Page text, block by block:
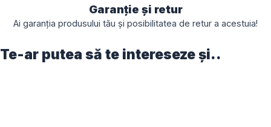
Garanție și retur
Ai garanția produsului tău și posibilitatea de retur a acestuia!
Te-ar putea să te intereseze și..